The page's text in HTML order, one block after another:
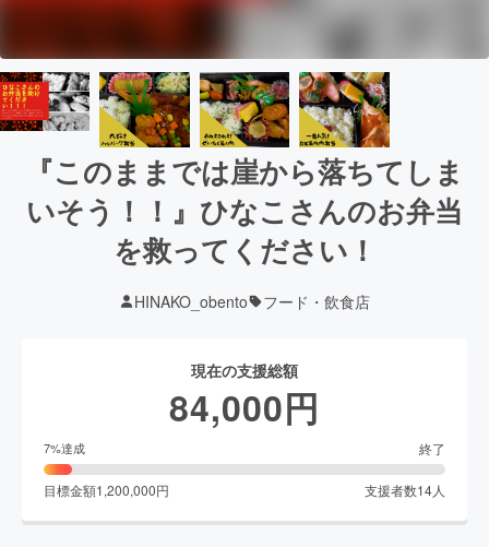
『このままでは崖から落ちてしま
いそう！！』ひなこさんのお弁当
を救ってください！
HINAKO_obento フード・飲食店
現在の支援総額
84,000円
7%達成 終了
目標金額1,200,000円 支援者数14人